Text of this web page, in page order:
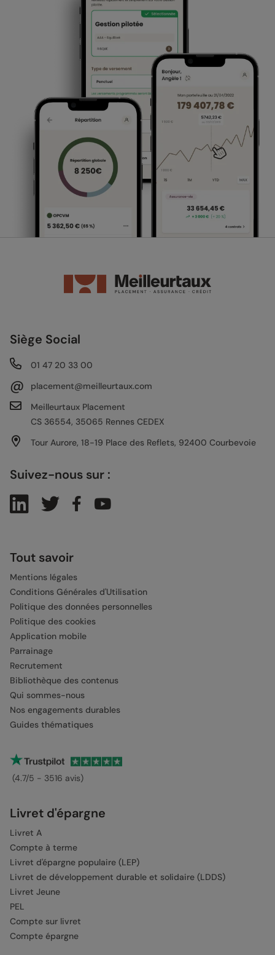
Siège Social
01 47 20 33 00
@
placement@meilleurtaux.com
Meilleurtaux Placement
CS 36554, 35065 Rennes CEDEX
Tour Aurore, 18-19 Place des Reflets, 92400 Courbevoie
Suivez-nous sur :
Tout savoir
Mentions légales
Conditions Générales d'Utilisation
Politique des données personnelles
Politique des cookies
Application mobile
Parrainage
Recrutement
Bibliothèque des contenus
Qui sommes-nous
Nos engagements durables
Guides thématiques
(4.7/5 - 3516 avis)
Livret d'épargne
Livret A
Compte à terme
Livret d'épargne populaire (LEP)
Livret de développement durable et solidaire (LDDS)
Livret Jeune
PEL
Compte sur livret
Compte épargne